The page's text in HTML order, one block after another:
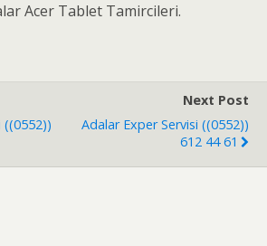
Acer Tablet Tamircileri.
((0552))
Next Post
Adalar Exper Servisi ((0552))
612 44 61